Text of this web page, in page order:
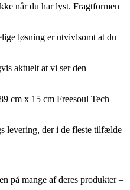
når du har lyst. Fragtformen
løsning er utvivlsomt at du
aktuelt at vi ser den
cm x 15 cm Freesoul Tech
levering, der i de fleste tilfælde
på mange af deres produkter –